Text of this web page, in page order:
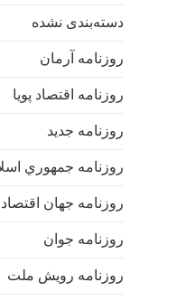
دسته‌بندی نشده
روزنامه آرمان
روزنامه اقتصاد پویا
روزنامه جدید
روزنامه جمهوري
روزنامه جهان اقتصاد
روزنامه جوان
روزنامه رویش ملت